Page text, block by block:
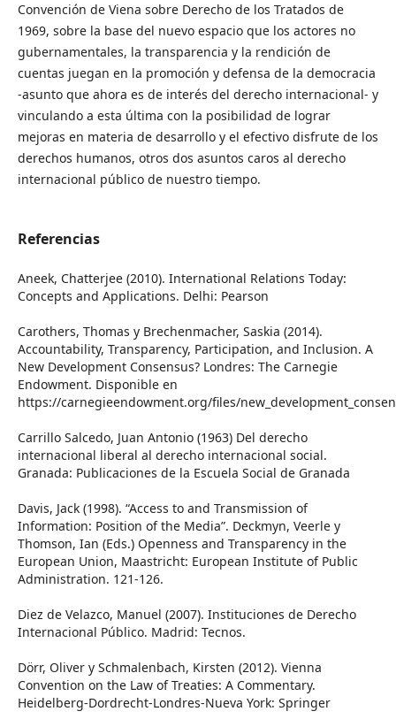
Convención de Viena sobre Derecho de los Tratados de
1969, sobre la base del nuevo espacio que los actores no
gubernamentales, la transparencia y la rendición de
cuentas juegan en la promoción y defensa de la democracia
-asunto que ahora es de interés del derecho internacional- y
vinculando a esta última con la posibilidad de lograr
mejoras en materia de desarrollo y el efectivo disfrute de los
derechos humanos, otros dos asuntos caros al derecho
internacional público de nuestro tiempo.
Referencias
Aneek, Chatterjee (2010). International Relations Today:
Concepts and Applications. Delhi: Pearson
Carothers, Thomas y Brechenmacher, Saskia (2014).
Accountability, Transparency, Participation, and Inclusion. A
New Development Consensus? Londres: The Carnegie
Endowment. Disponible en
https://carnegieendowment.org/files/
Carrillo Salcedo, Juan Antonio (1963) Del derecho
internacional liberal al derecho internacional social.
Granada: Publicaciones de la Escuela Social de Granada
Davis, Jack (1998). “Access to and Transmission of
Information: Position of the Media”. Deckmyn, Veerle y
Thomson, Ian (Eds.) Openness and Transparency in the
European Union, Maastricht: European Institute of Public
Administration. 121-126.
Diez de Velazco, Manuel (2007). Instituciones de Derecho
Internacional Público. Madrid: Tecnos.
Dörr, Oliver y Schmalenbach, Kirsten (2012). Vienna
Convention on the Law of Treaties: A Commentary.
Heidelberg-Dordrecht-Londres-Nueva York: Springer